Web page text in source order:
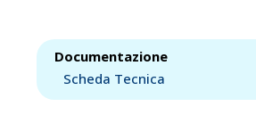
Documentazione
Scheda Tecnica